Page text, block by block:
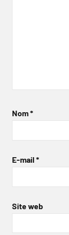
Nom*
E-mail *
Site web